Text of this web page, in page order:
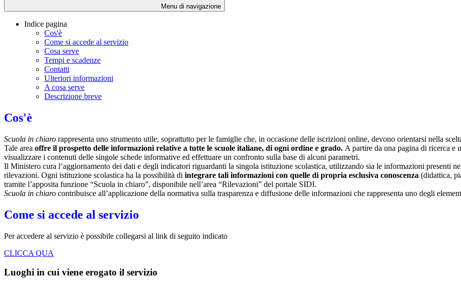
Menu di navigazione
Indice pagina
Cos'è
Come si accede al servizio
Cosa serve
Tempi e scadenze
Contatti
Ulteriori informazioni
A cosa serve
Descrizione breve
Cos'è
Scuola in chiaro rappresenta uno strumento utile, soprattutto per le famiglie che, in occasione delle iscrizioni online, devono orientarsi nella
Tale area offre il prospetto delle informazioni relative a tutte le scuole italiane, di ogni ordine e grado. A partire da una pagina di ricerca e
visualizzare i contenuti delle singole schede informative ed effettuare un confronto sulla base di alcuni parametri.
Il Ministero cura l’aggiornamento dei dati e degli indicatori riguardanti la singola istituzione scolastica, utilizzando sia le informazioni presenti
rilevazioni. Ogni istituzione scolastica ha la possibilità di integrare tali informazioni con quelle di propria esclusiva conoscenza (didattica,
tramite l’apposita funzione “Scuola in chiaro”, disponibile nell’area “Rilevazioni” del portale SIDI.
Scuola in chiaro contribuisce all’applicazione della normativa sulla trasparenza e diffusione delle informazioni che rappresenta uno degli
Come si accede al servizio
Per accedere al servizio è possibile collegarsi al link di seguito indicato
CLICCA QUA
Luoghi in cui viene erogato il servizio